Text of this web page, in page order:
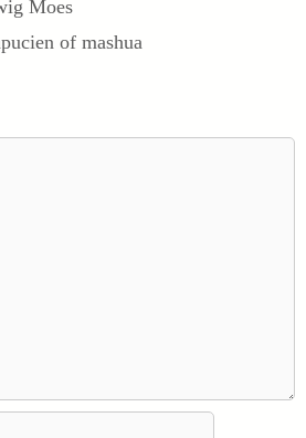
Moes
of mashua